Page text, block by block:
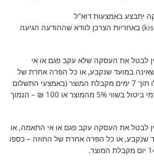
יתבצע באמצעות דוא"ל
) באחריות הצרכן לוודא שההודעה הגיעה
לבטל את העסקה שלא עקב פגם או אי
במועד שנקבע, או כל הפרה אחרת של
החוזה – כספו יושב לו תוך 7 ימים מקבלת המוצר (באמצעי התשלום
בו השתמש), למעט דמי ביטול בשווי 5% מהמוצר או 100 ₪ – הנמוך
לבטל את העסקה עקב פגם או אי התאמה, או
שנקבע, או כל הפרה אחרת של החוזה – כספו